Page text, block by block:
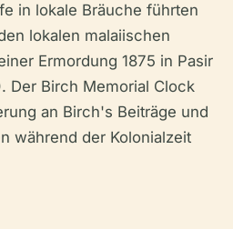
in lokale Bräuche führten
lokalen malaiischen
Ermordung 1875 in Pasir
Der Birch Memorial Clock
an Birch's Beiträge und
während der Kolonialzeit